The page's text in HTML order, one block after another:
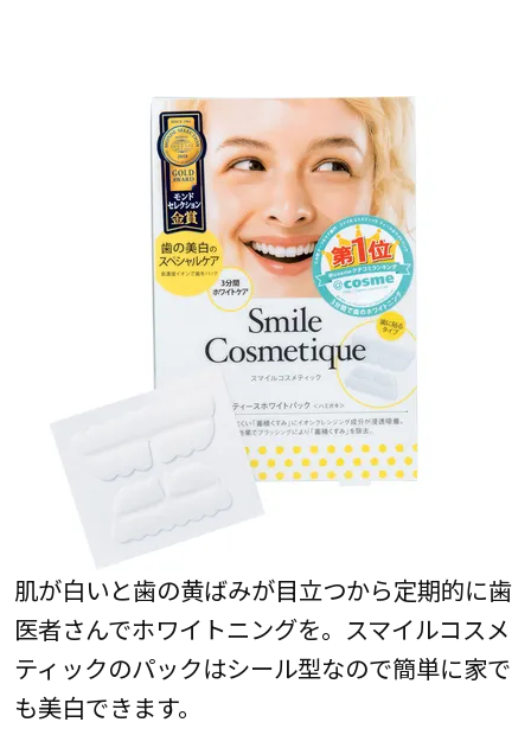
肌が白いと歯の黄ばみが目立つから定期的に歯
医者さんでホワイトニングを。スマイルコスメ
ティックのパックはシール型なので簡単に家で
も美白できます。